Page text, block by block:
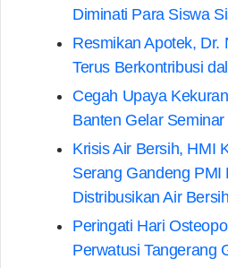
Diminati Para Siswa
Resmikan Apotek, Dr.
Terus Berkontribusi
Cegah Upaya
Banten Gelar
Krisis Air Bersih, HMI
Serang Gandeng PMI
Distribusikan Air Bersih
Peringati Hari
Perwatusi Tangerang